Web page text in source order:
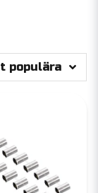
populära